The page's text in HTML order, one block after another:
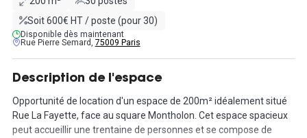
Soit 600€ HT / poste (pour 30)
Disponible dès maintenant
Rue Pierre Semard, 75009 Paris
Description de l'espace
Opportunité de location d'un espace de 200m² idéalement situé
Rue La Fayette, face au square Montholon. Cet espace spacieux
peut accueillir une trentaine de personnes et se compose de